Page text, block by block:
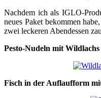
Nachdem ich als IGLO-
neues Paket bekommen
zwei leckeren Abendessen
Pesto-Nudeln mit Wildlachs
Fisch in der Auflaufform